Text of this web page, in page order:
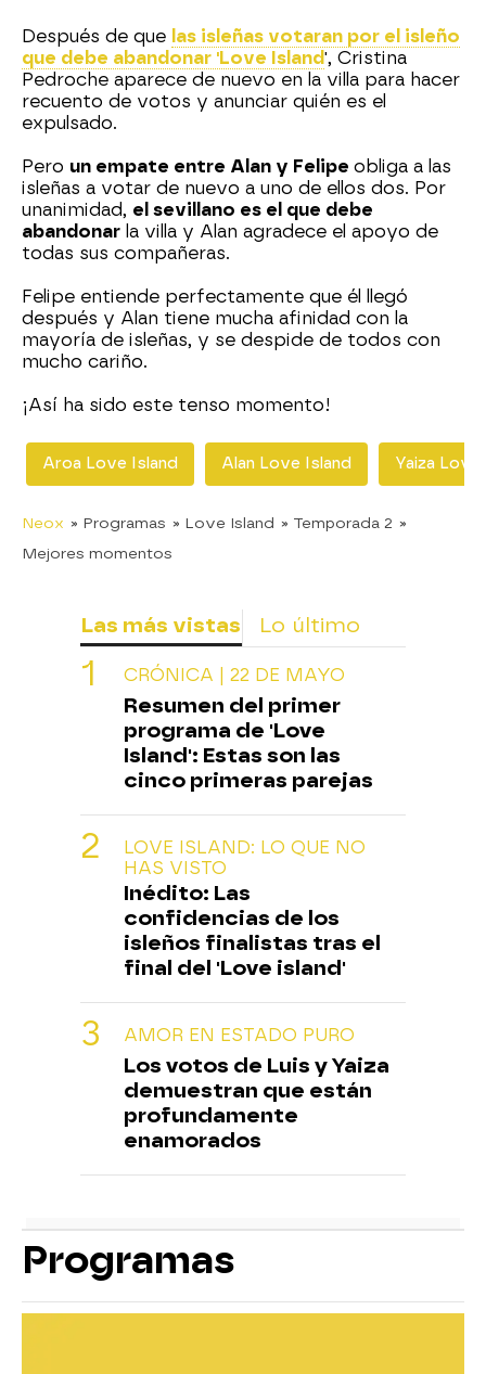
Después de que las isleñas votaran por el isleño
que debe abandonar 'Love Island', Cristina
Pedroche aparece de nuevo en la villa para hacer
recuento de votos y anunciar quién es el
expulsado.
Pero un empate entre Alan y Felipe obliga a las
isleñas a votar de nuevo a uno de ellos dos. Por
unanimidad, el sevillano es el que debe
abandonar la villa y Alan agradece el apoyo de
todas sus compañeras.
Felipe entiende perfectamente que él llegó
después y Alan tiene mucha afinidad con la
mayoría de isleñas, y se despide de todos con
mucho cariño.
¡Así ha sido este tenso momento!
Aroa Love Island Alan Love Island Yaiza Love
Neox » Programas » Love Island » Temporada 2 »
Mejores momentos
Las más vistas Lo último
CRÓNICA | 22 DE MAYO
Resumen del primer
programa de 'Love
Island': Estas son las
cinco primeras parejas
LOVE ISLAND: LO QUE NO
HAS VISTO
Inédito: Las
confidencias de los
isleños finalistas tras el
final del 'Love island'
AMOR EN ESTADO PURO
Los votos de Luis y Yaiza
demuestran que están
profundamente
enamorados
Programas